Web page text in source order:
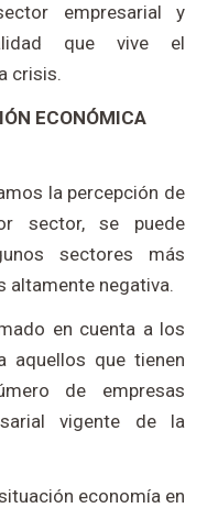
empresarial y
que vive el
crisis.
ECONÓMICA
la percepción de
sector, se puede
sectores más
altamente negativa.
en cuenta a los
aquellos que tienen
de empresas
vigente de la
economía en